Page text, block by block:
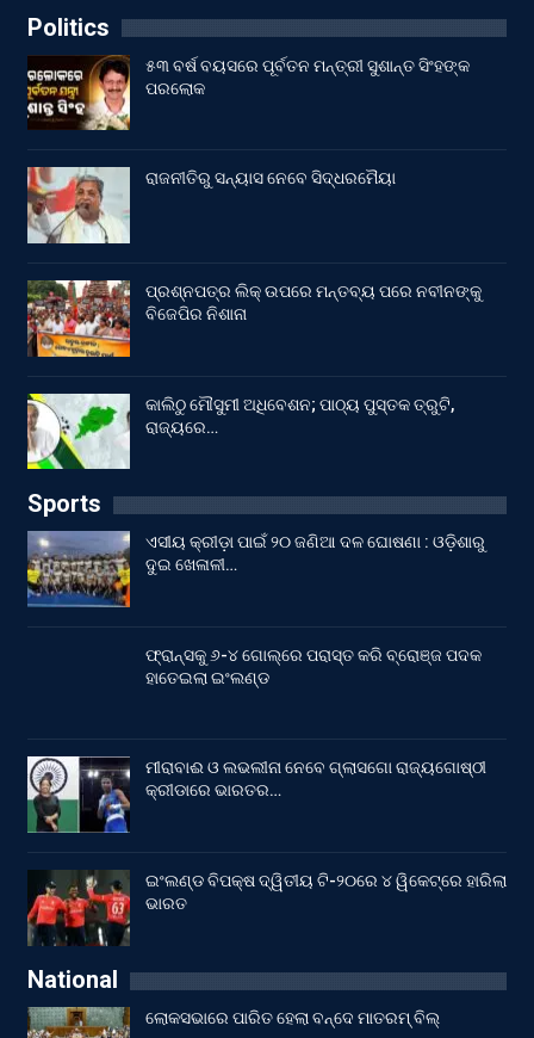
Politics
୫୩ ବର୍ଷ ବୟସରେ ପୂର୍ବତନ ମନ୍ତ୍ରୀ ସୁଶାନ୍ତ ସିଂହଙ୍କ
ପରଲୋକ
ରାଜନୀତିରୁ ସନ୍ୟାସ ନେବେ ସିଦ୍ଧରମୈୟା
ପ୍ରଶ୍ନପତ୍ର ଲିକ୍ ଉପରେ ମନ୍ତବ୍ୟ ପରେ ନବୀନଙ୍କୁ
ବିଜେପିର ନିଶାନା
କାଲିଠୁ ମୌସୁମୀ ଅଧିବେଶନ; ପାଠ୍ୟ ପୁସ୍ତକ ତ୍ରୁଟି,
ରାଜ୍ୟରେ…
Sports
ଏସୀୟ କ୍ରୀଡ଼ା ପାଇଁ ୨୦ ଜଣିଆ ଦଳ ଘୋଷଣା : ଓଡ଼ିଶାରୁ
ଦୁଇ ଖେଳାଳୀ…
ଫ୍ରାନ୍ସକୁ ୬-୪ ଗୋଲ୍‌ରେ ପରାସ୍ତ କରି ବ୍ରୋଞ୍ଜ ପଦକ
ହାତେଇଲା ଇଂଲଣ୍ଡ
ମୀରାବାଈ ଓ ଲଭଲୀନା ନେବେ ଗ୍ଲାସଗୋ ରାଜ୍ୟଗୋଷ୍ଠୀ
କ୍ରୀଡାରେ ଭାରତର…
ଇଂଲଣ୍ଡ ବିପକ୍ଷ ଦ୍ୱିତୀୟ ଟି-୨୦ରେ ୪ ୱିକେଟ୍‌ରେ ହାରିଲା
ଭାରତ
National
ଲୋକସଭାରେ ପାରିତ ହେଲା ବନ୍ଦେ ମାତରମ୍‌ ବିଲ୍‌